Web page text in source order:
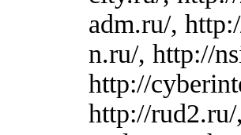
adm.ru/,
n.ru/, http://
http://
http://